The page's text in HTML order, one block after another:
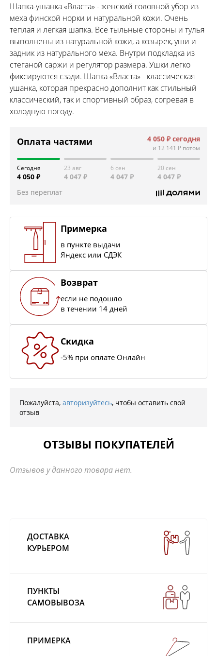
Шапка-ушанка «Власта» - женский головной убор из
меха финской норки и натуральной кожи. Очень
теплая и легкая шапка. Все тыльные стороны и тулья
выполнены из натуральной кожи, а козырек, уши и
задник из натурального меха. Внутри подкладка из
стеганой саржи и регулятор размера. Ушки легко
фиксируются сзади. Шапка «Власта» - классическая
ушанка, которая прекрасно дополнит как стильный
классический, так и спортивный образ, согревая в
холодную погоду.
Оплата частями 4 050 ₽ сегодня
и 12 141 ₽ потом
Сегодня
4 050 ₽
23 авг
4 047 ₽
6 сен
4 047 ₽
20 сен
4 047 ₽
Без переплат
Примерка
в пункте выдачи
Яндекс или СДЭК
Возврат
если не подошло
в течении 14 дней
Скидка
-5% при оплате Онлайн
Пожалуйста, авторизуйтесь, чтобы оставить свой
отзыв
ОТЗЫВЫ ПОКУПАТЕЛЕЙ
Отзывов у данного товара нет.
ДОСТАВКА
КУРЬЕРОМ
ПУНКТЫ
САМОВЫВОЗА
ПРИМЕРКА